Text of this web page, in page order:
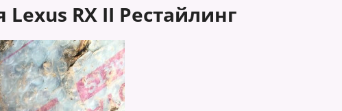
RX II Рестайлинг